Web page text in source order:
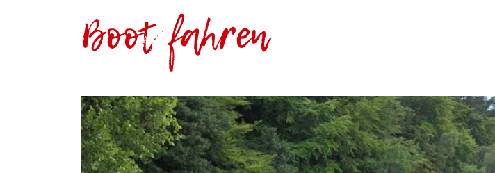
Boot fahren